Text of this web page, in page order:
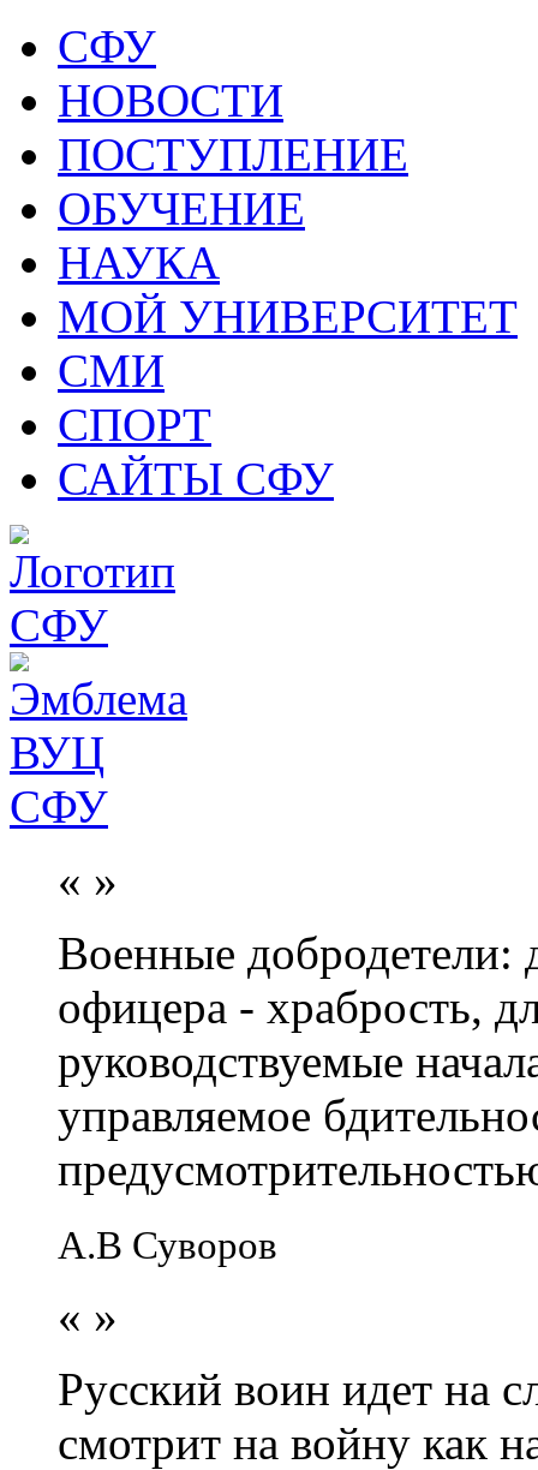
СФУ
НОВОСТИ
ПОСТУПЛЕНИЕ
ОБУЧЕНИЕ
НАУКА
МОЙ УНИВЕРСИТЕТ
СМИ
СПОРТ
САЙТЫ СФУ
« »
Военные добродетели:
офицера - храбрость,
руководствуемые
управляемое
А.В Суворов
« »
Русский воин идет на
смотрит на войну как